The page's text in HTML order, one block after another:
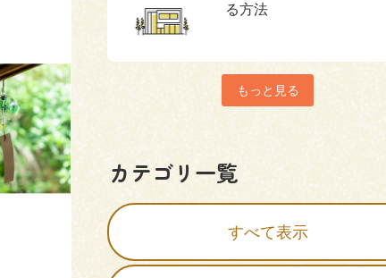
る方法
もっと見る
カテゴリ一覧
すべて表示